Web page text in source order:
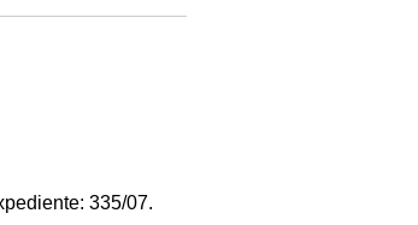
335/07.